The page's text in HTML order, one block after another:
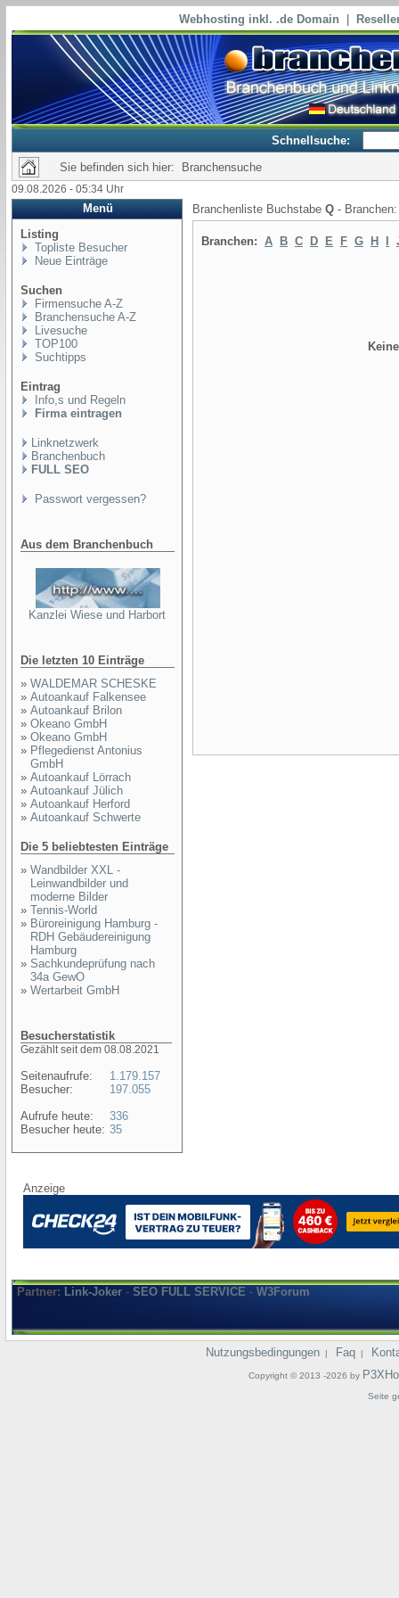
Webhosting inkl. .de Domain
Schnellsuche:
Sie befinden sich hier: Branchensuche
09.08.2026 - 05:34 Uhr
Menü
Listing
Topliste Besucher
Neue Einträge
Suchen
Firmensuche A-Z
Branchensuche A-Z
Livesuche
TOP100
Suchtipps
Eintrag
Info,s und Regeln
Firma eintragen
Linknetzwerk
Branchenbuch
FULL SEO
Passwort vergessen?
Aus dem Branchenbuch
Kanzlei Wiese und Harbort
Die letzten 10 Einträge
» WALDEMAR SCHESKE
» Autoankauf Falkensee
» Autoankauf Brilon
» Okeano GmbH
» Okeano GmbH
» Pflegedienst Antonius
GmbH
» Autoankauf Lörrach
» Autoankauf Jülich
» Autoankauf Herford
» Autoankauf Schwerte
Die 5 beliebtesten Einträge
» Wandbilder XXL -
Leinwandbilder und
moderne Bilder
» Tennis-World
» Büroreinigung Hamburg -
RDH Gebäudereinigung
Hamburg
» Sachkundeprüfung nach
34a GewO
» Wertarbeit GmbH
Besucherstatistik
Gezählt seit dem 08.08.2021
Seitenaufrufe:
Besucher:
Aufrufe heute:
Besucher heute:
1.179.157
197.055
336
35
Branchenliste Buchstabe Q -
Branchen: A B C D E F G H
Anzeige
Partner: Link-Joker - SEO FULL SERVICE - W3Forum
Nutzungsbedingungen | Faq |
Copyright © 2013 -2026 by
Seite